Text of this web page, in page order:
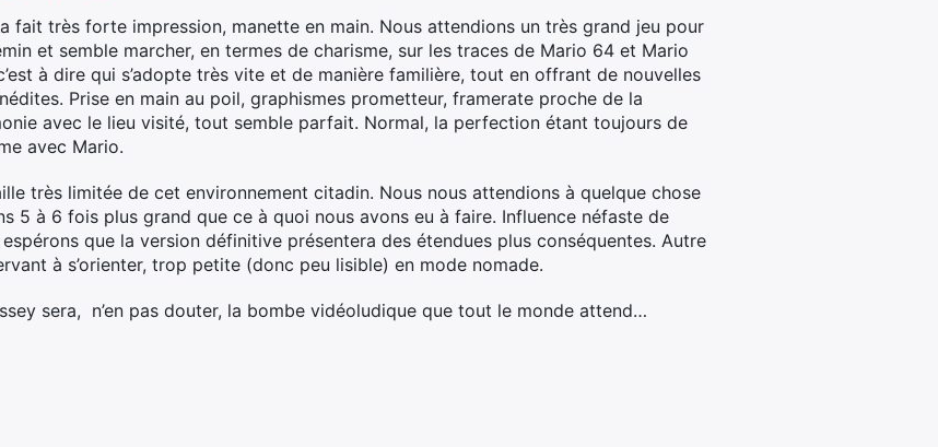
fait très forte impression, manette en main. Nous attendions un très grand jeu pour
et semble marcher, en termes de charisme, sur les traces de Mario 64 et Mario
à dire qui s’adopte très vite et de manière familière, tout en offrant de nouvelles
Prise en main au poil, graphismes prometteur, framerate proche de la
avec le lieu visité, tout semble parfait. Normal, la perfection étant toujours de
avec Mario.
très limitée de cet environnement citadin. Nous nous attendions à quelque chose
5 à 6 fois plus grand que ce à quoi nous avons eu à faire. Influence néfaste de
que la version définitive présentera des étendues plus conséquentes. Autre
à s’orienter, trop petite (donc peu lisible) en mode nomade.
sera, n’en pas douter, la bombe vidéoludique que tout le monde attend…